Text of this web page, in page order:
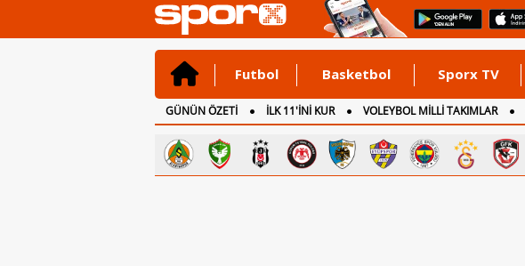
Futbol Basketbol Sporx TV
GÜNÜN ÖZETİ İLK 11'İNİ KUR VOLEYBOL MİLLİ TAKIMLAR
CANLI ANLATIM
İNGİLTERE